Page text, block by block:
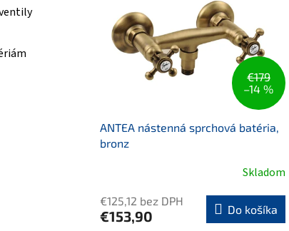
€179
–14 %
ANTEA nástenná sprchová batéria,
bronz
Skladom
€125,12 bez DPH
€153,90 Do košíka